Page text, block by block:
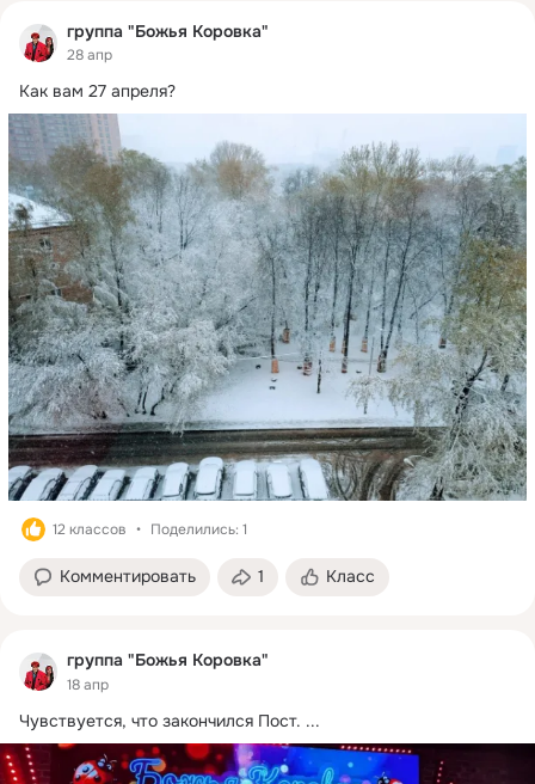
группа "Божья Коровка"
28 апр
Как вам 27 апреля?
12 классов Поделились: 1
Комментировать 1 Класс
группа "Божья Коровка"
18 апр
Чувствуется, что закончился Пост. ...